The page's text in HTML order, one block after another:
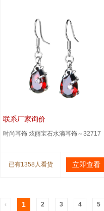
联系厂家询价
时尚耳饰 炫丽宝石水滴耳饰～32717
已有1358人看货 立即查看
‹ 1 2 3 4 5